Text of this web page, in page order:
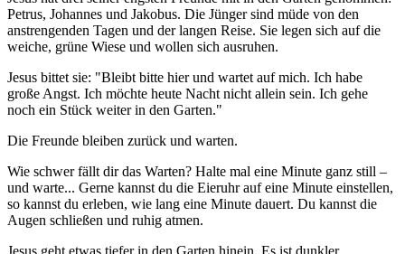
Petrus, Johannes und Jakobus. Die Jünger sind müde von den
anstrengenden Tagen und der langen Reise. Sie legen sich auf die
weiche, grüne Wiese und wollen sich ausruhen.
Jesus bittet sie: "Bleibt bitte hier und wartet auf mich. Ich habe
große Angst. Ich möchte heute Nacht nicht allein sein. Ich gehe
noch ein Stück weiter in den Garten."
Die Freunde bleiben zurück und warten.
Wie schwer fällt dir das Warten? Halte mal eine Minute ganz still –
und warte... Gerne kannst du die Eieruhr auf eine Minute einstellen,
so kannst du erleben, wie lang eine Minute dauert. Du kannst die
Augen schließen und ruhig atmen.
Jesus geht etwas tiefer in den Garten hinein. Es ist dunkler